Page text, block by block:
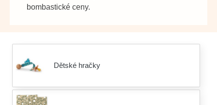
bombastické ceny.
Dětské hračky